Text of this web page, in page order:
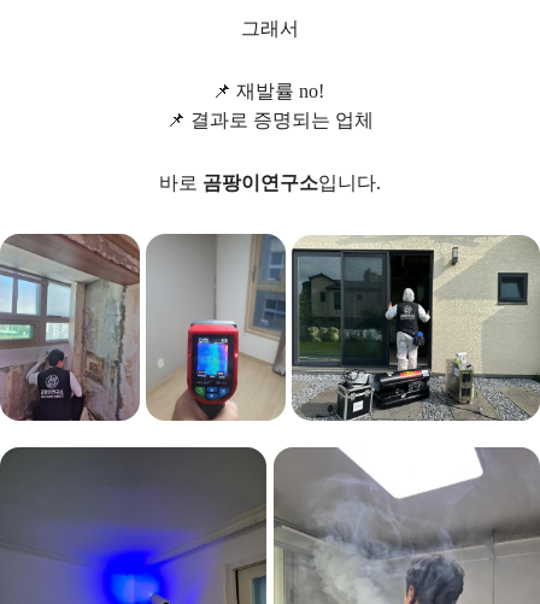
그래서
📌 재발률 no!
📌 결과로 증명되는 업체
바로 곰팡이연구소입니다.